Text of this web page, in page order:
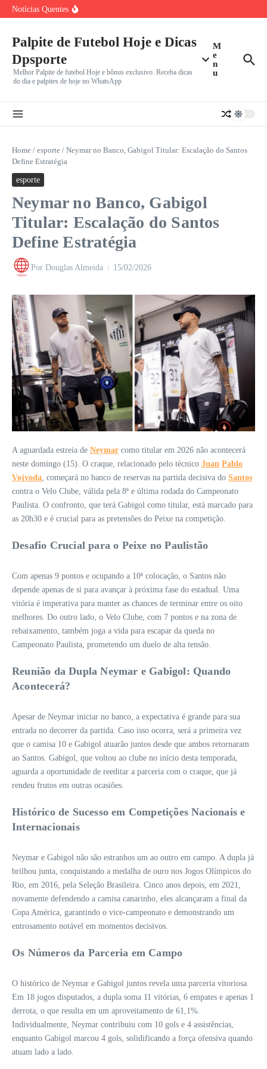
Ir para o conteúdo
Notícias Quentes
Marcos Antônio do São Paulo Chora Após Derrota para o
Meses
Palpite de Futebol Hoje e Dicas
Dpsporte
Melhor Palpite de futebol Hoje e bônus exclusivo. Receba dicas
do dia e palpites de hoje no WhatsApp
M
e
n
u
Home / esporte / Neymar no Banco, Gabigol Titular: Escalação do Santos
Define Estratégia
esporte
Neymar no Banco, Gabigol
Titular: Escalação do Santos
Define Estratégia
Por Douglas Almeida 15/02/2026
A aguardada estreia de Neymar como titular em 2026 não acontecerá
neste domingo (15). O craque, relacionado pelo técnico Juan Pablo
Vojvoda, começará no banco de reservas na partida decisiva do Santos
contra o Velo Clube, válida pela 8ª e última rodada do Campeonato
Paulista. O confronto, que terá Gabigol como titular, está marcado para
as 20h30 e é crucial para as pretensões do Peixe na competição.
Desafio Crucial para o Peixe no Paulistão
Com apenas 9 pontos e ocupando a 10ª colocação, o Santos não
depende apenas de si para avançar à próxima fase do estadual. Uma
vitória é imperativa para manter as chances de terminar entre os oito
melhores. Do outro lado, o Velo Clube, com 7 pontos e na zona de
rebaixamento, também joga a vida para escapar da queda no
Campeonato Paulista, prometendo um duelo de alta tensão.
Reunião da Dupla Neymar e Gabigol: Quando
Acontecerá?
Apesar de Neymar iniciar no banco, a expectativa é grande para sua
entrada no decorrer da partida. Caso isso ocorra, será a primeira vez
que o camisa 10 e Gabigol atuarão juntos desde que ambos retornaram
ao Santos. Gabigol, que voltou ao clube no início desta temporada,
aguarda a oportunidade de reeditar a parceria com o craque, que já
rendeu frutos em outras ocasiões.
Histórico de Sucesso em Competições Nacionais e
Internacionais
Neymar e Gabigol não são estranhos um ao outro em campo. A dupla já
brilhou junta, conquistando a medalha de ouro nos Jogos Olímpicos do
Rio, em 2016, pela Seleção Brasileira. Cinco anos depois, em 2021,
novamente defendendo a camisa canarinho, eles alcançaram a final da
Copa América, garantindo o vice-campeonato e demonstrando um
entrosamento notável em momentos decisivos.
Os Números da Parceria em Campo
O histórico de Neymar e Gabigol juntos revela uma parceria vitoriosa.
Em 18 jogos disputados, a dupla soma 11 vitórias, 6 empates e apenas 1
derrota, o que resulta em um aproveitamento de 61,1%.
Individualmente, Neymar contribuiu com 10 gols e 4 assistências,
enquanto Gabigol marcou 4 gols, solidificando a força ofensiva quando
atuam lado a lado.